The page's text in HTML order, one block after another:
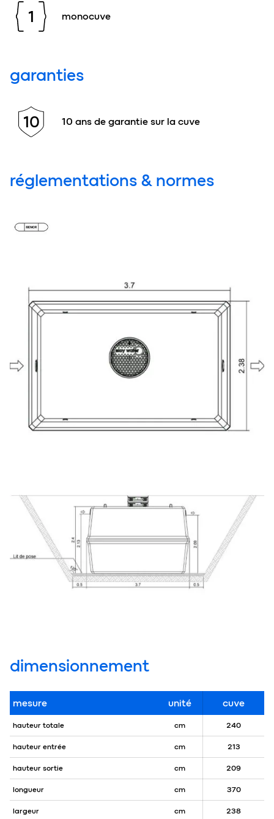
1 monocuve
garanties
10 10 ans de garantie sur la cuve
réglementations & normes
dimensionnement
mesure unité cuve
hauteur totale cm 240
hauteur entrée cm 213
hauteur sortie cm 209
longueur cm 370
largeur cm 238